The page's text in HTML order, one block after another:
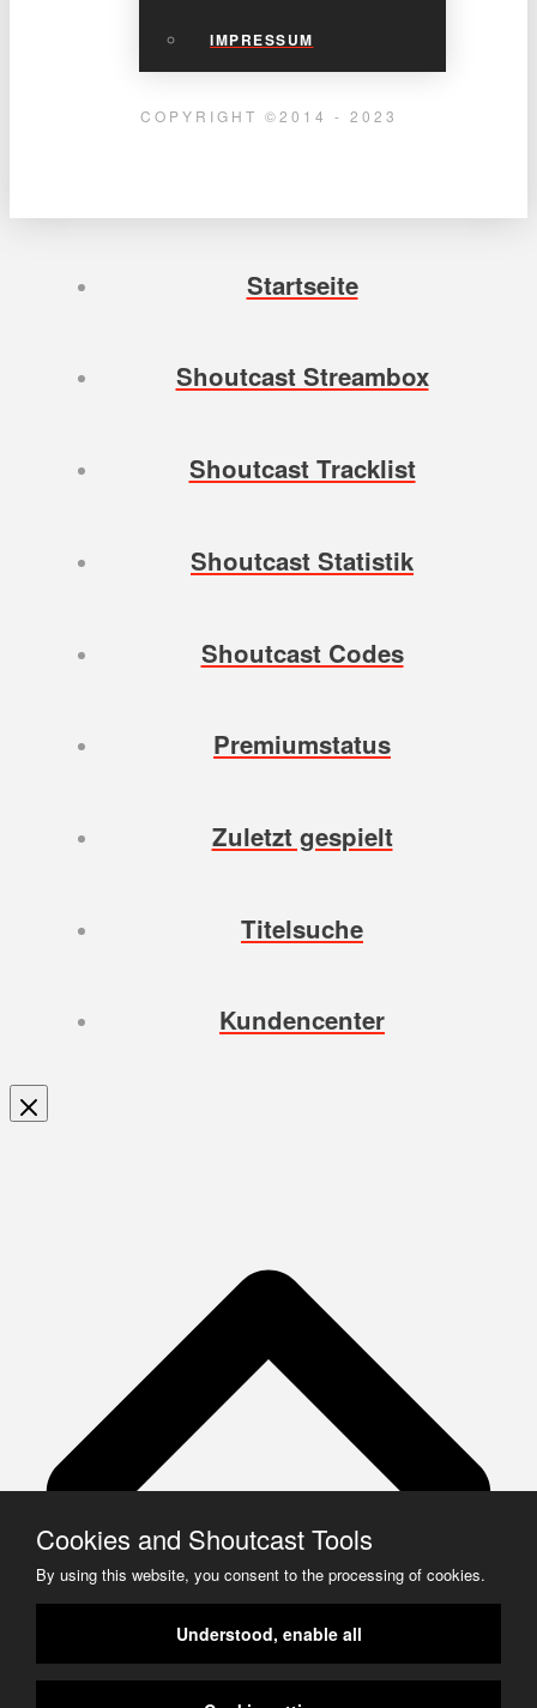
IMPRESSUM
COPYRIGHT ©2014 - 2023
Startseite
Shoutcast Streambox
Shoutcast Tracklist
Shoutcast Statistik
Shoutcast Codes
Premiumstatus
Zuletzt gespielt
Titelsuche
Kundencenter
Cookies and Shoutcast Tools
By using this website, you consent to the processing of cookies.
Understood, enable all